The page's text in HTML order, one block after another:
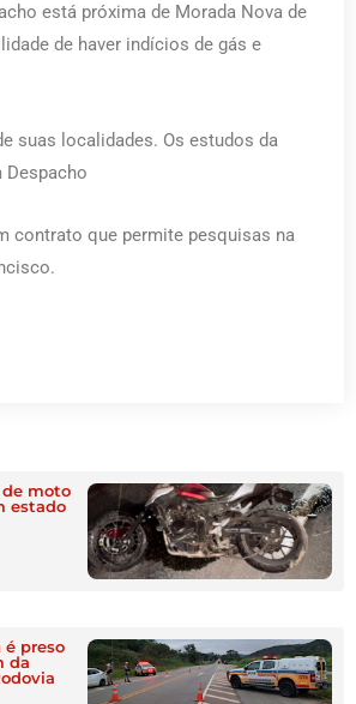
está próxima de Morada Nova de
de haver indícios de gás e
suas localidades. Os estudos da
Despacho
contrato que permite pesquisas na
de moto
estado
é preso
da